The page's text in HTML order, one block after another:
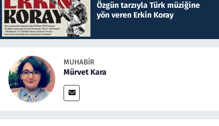
Özgün tarzıyla Türk müziğine
yön veren Erkin Koray
MUHABIR
Mürvet Kara